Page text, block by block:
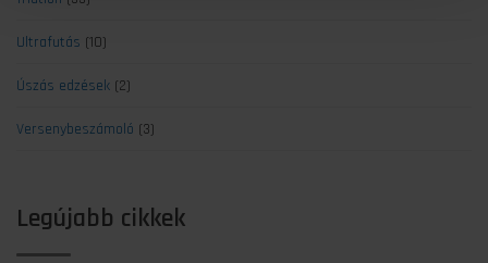
Ultrafutás (10)
Úszás edzések (2)
Versenybeszámoló (3)
Legújabb cikkek